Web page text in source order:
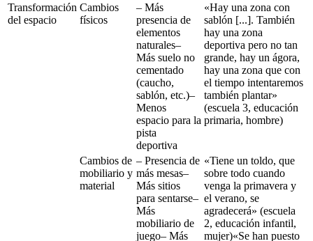
Transformación
del espacio
Cambios
físicos
– Más
presencia de
elementos
naturales–
Más suelo no
cementado
(caucho,
sablón, etc.)–
Menos
espacio para la
pista
deportiva
«Hay una zona con
sablón [...]. También
hay una zona
deportiva pero no tan
grande, hay un ágora,
hay una zona que con
el tiempo intentaremos
también plantar»
(escuela 3, educación
primaria, hombre)
Cambios de
mobiliario y
material
– Presencia de
más mesas–
Más sitios
para sentarse–
Más
mobiliario de
juego– Más
«Tiene un toldo, que
sobre todo cuando
venga la primavera y
el verano, se
agradecerá» (escuela
2, educación infantil,
mujer)«Se han puesto